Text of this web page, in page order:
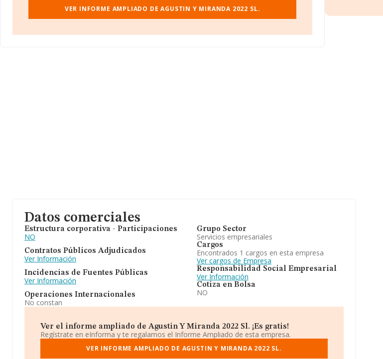
Con los datos a disposición de INFORMA sobre 56.819 empresas pertenecientes al sector, la
facturación en el ámbito nacional alcanza los 14.430 millones de euros y la media entre
sobre Navarra, en la base de datos INFORMA constan 579 empresas, con ventas de hasta
VER INFORME AMPLIADO DE AGUSTIN Y MIRANDA 2022 SL.
Datos comerciales
Estructura corporativa - Participaciones
NO
Contratos Públicos Adjudicados
Ver Información
Incidencias de Fuentes Públicas
Ver Información
Operaciones Internacionales
No constan
Grupo Sector
Servicios empresariales
Cargos
Encontrados 1 cargos en esta empresa
Ver cargos de Empresa
Responsabilidad Social Empresarial
Ver Información
Cotiza en Bolsa
NO
Ver el informe ampliado de Agustin Y Miranda 2022 Sl. ¡Es gratis!
Regístrate en eInforma y te regalamos el Informe Ampliado de esta empresa.
VER INFORME AMPLIADO DE AGUSTIN Y MIRANDA 2022 SL.